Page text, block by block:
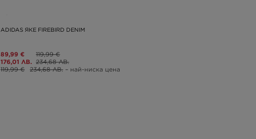
ADIDAS ЯКЕ FIREBIRD DENIM
89,99 €
176,01 ЛВ.
119,99 €
234,68 ЛВ.
119,99 €
234,68 ЛВ. – най-ниска цена